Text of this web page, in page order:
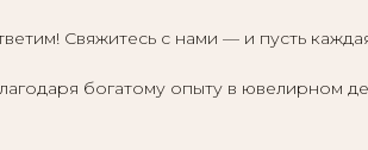
Свяжитесь с нами — и пусть
богатому опыту в ювелирном